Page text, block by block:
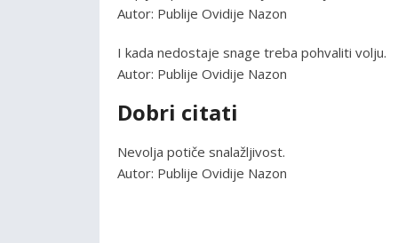
Autor: Publije Ovidije Nazon
I kada nedostaje snage treba pohvaliti volju.
Autor: Publije Ovidije Nazon
Dobri citati
Nevolja potiče snalažljivost.
Autor: Publije Ovidije Nazon